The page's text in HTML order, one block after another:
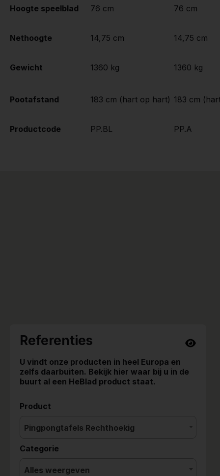
Hoogte speelblad
Nethoogte
Gewicht
Pootafstand
Productcode
76 cm
14,75 cm
1360 kg
183 cm (hart op hart)
PP.BL
76 cm
14,75 cm
1360 kg
183 cm
PP.A
Referenties
U vindt onze producten in heel Europa en
zelfs daarbuiten. Bekijk hier waar bij u in de
buurt al een HeBlad product staat.
Product
Pingpongtafels Rechthoekig
Categorie
Alles weergeven